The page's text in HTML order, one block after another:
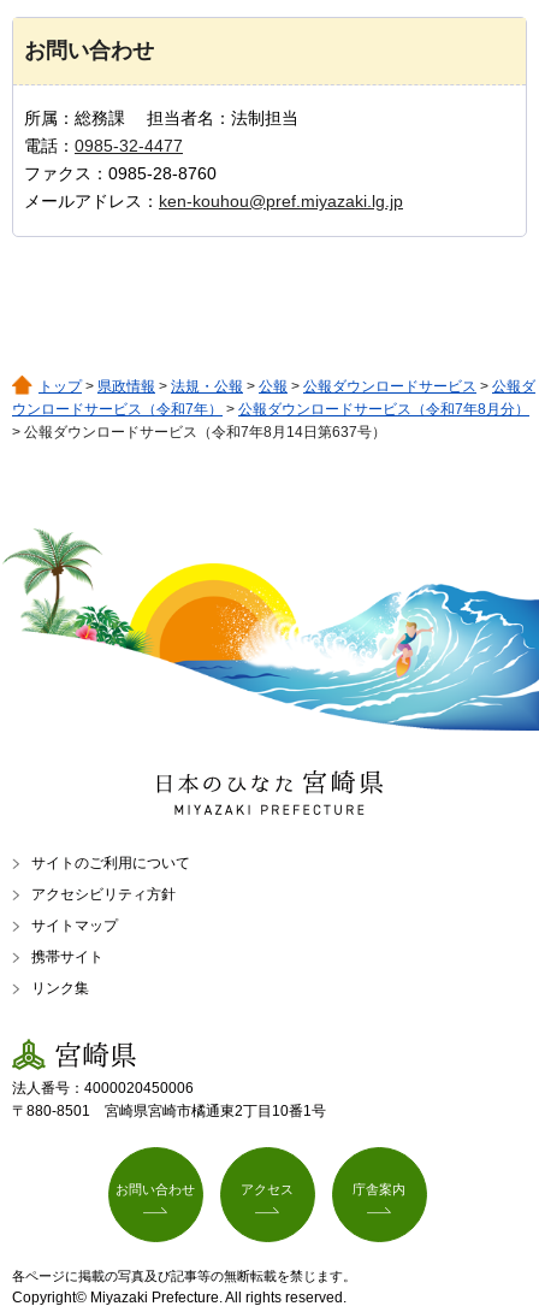
お問い合わせ
所属：総務課 担当者名：法制担当
電話： 0985-32-4477
ファクス：0985-28-8760
メールアドレス： ken-kouhou@pref.miyazaki.lg.jp
トップ> 県政情報 > 法規・公報 > 公報 > 公報ダウンロードサービス > 公報ダ
ウンロードサービス（令和7年）
> 公報ダウンロードサービス（令和7年8月分）
> 公報ダウンロードサービス（令和7年8月14日第637号）
日本のひなた 宮崎県
MIYAZAKI PREFECTURE
サイトのご利用について
アクセシビリティ方針
サイトマップ
携帯サイト
リンク集
宮崎県
法人番号：4000020450006
〒880-8501 宮崎県宮崎市橘通東2丁目10番1号
お問い合わせ アクセス 庁舎案内
各ページに掲載の写真及び記事等の無断転載を禁じます。
Copyright© Miyazaki Prefecture. All rights reserved.